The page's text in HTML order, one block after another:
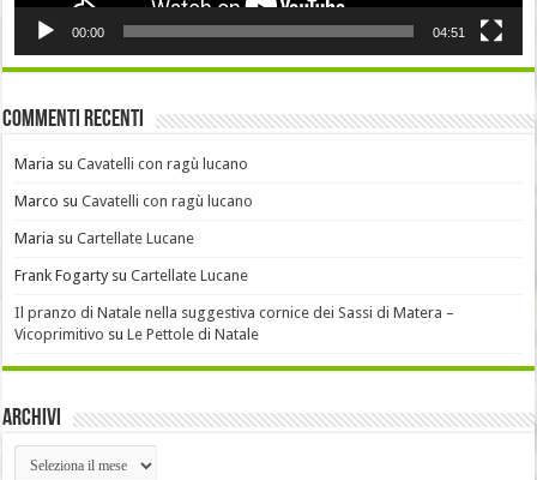
00:00 04:51
Commenti recenti
Maria suCavatelli con ragù lucano
Marco suCavatelli con ragù lucano
Maria suCartellate Lucane
Frank FogartysuCartellate Lucane
Il pranzo di Natale nella suggestiva cornice dei Sassi di Matera –
Vicoprimitivo suLe Pettole di Natale
Archivi
Archivi